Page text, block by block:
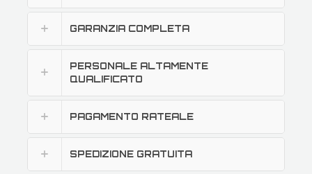
GARANZIA COMPLETA
PERSONALE ALTAMENTE
QUALIFICATO
PAGAMENTO RATEALE
SPEDIZIONE GRATUITA